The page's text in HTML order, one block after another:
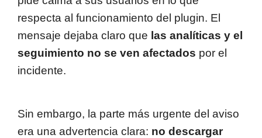
respecta al funcionamiento del plugin. El
mensaje dejaba claro que las analíticas y el
seguimiento no se ven afectados por el
incidente.
Sin embargo, la parte más urgente del aviso
era una advertencia clara: no descargar